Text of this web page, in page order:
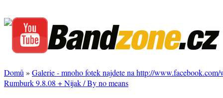
Domů » Galerie - mnoho fotek najdete na http://www.facebook.com/
Rumburk 9.8.08 + Nijak / By no means